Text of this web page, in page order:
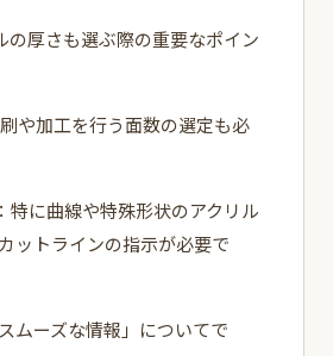
の厚さも選ぶ際の重要なポイン
刷や加工を行う面数の選定も必
：特に曲線や特殊形状のアクリル
ットラインの指示が必要で
ムーズな情報」についてで